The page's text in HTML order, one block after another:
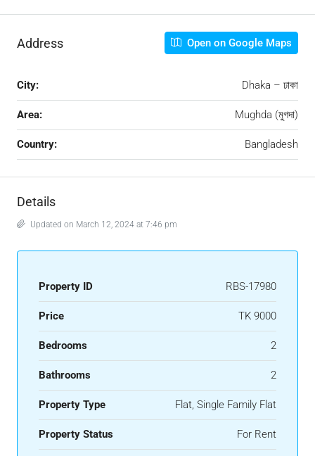
Address Open on Google Maps
City: Dhaka – ঢাকা
Area: Mughda (মুগদা)
Country: Bangladesh
Details
Updated on March 12, 2024 at 7:46 pm
Property ID RBS-17980
Price TK 9000
Bedrooms 2
Bathrooms 2
Property Type Flat, Single Family Flat
Property Status For Rent